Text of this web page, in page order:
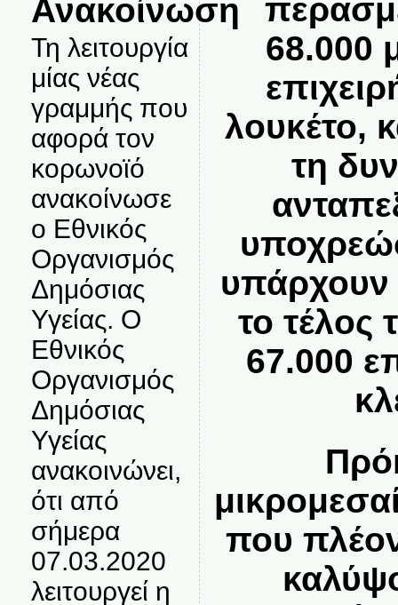
Ανακοίνωση
Τη λειτουργία
μίας νέας
γραμμής που
αφορά τον
κορωνοϊό
ανακοίνωσε
ο Εθνικός
Οργανισμός
Δημόσιας
Υγείας. Ο
Εθνικός
Οργανισμός
Δημόσιας
Υγείας
ανακοινώνει,
ότι από
σήμερα
07.03.2020
λειτουργεί η
68.000
λουκέτο,
τη
υπάρχουν
το τέλος
67.000
που